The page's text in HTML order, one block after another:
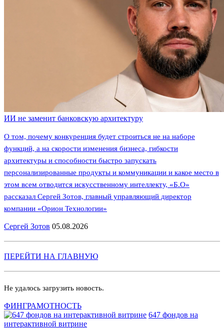
ИИ не заменит банковскую архитектуру
О том, почему конкуренция будет строиться не на наборе
функций, а на скорости изменения бизнеса, гибкости
архитектуры и способности быстро запускать
персонализированные продукты и коммуникации и какое место в
этом всем отводится искусственному интеллекту, «Б.О»
рассказал Сергей Зотов, главный управляющий директор
компании «Орион Технологии»
Сергей Зотов 05.08.2026
ПЕРЕЙТИ НА ГЛАВНУЮ
Не удалось загрузить новость.
ФИНГРАМОТНОСТЬ
647 фондов на
интерактивной витрине